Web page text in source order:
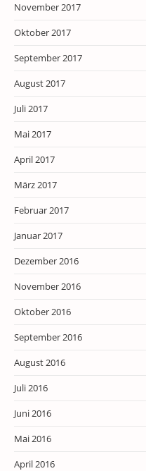
November 2017
Oktober 2017
September 2017
August 2017
Juli 2017
Mai 2017
April 2017
März 2017
Februar 2017
Januar 2017
Dezember 2016
November 2016
Oktober 2016
September 2016
August 2016
Juli 2016
Juni 2016
Mai 2016
April 2016